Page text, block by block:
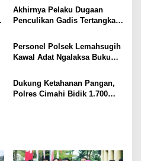
Niko Adi Putra SH. SIK. MH.
Akhirnya Pelaku Dugaan
Penculikan Gadis Tertangkap
Personel Polsek Lemahsugih
Kawal Adat Ngalaksa Buku
Dukung Ketahanan Pangan,
Polres Cimahi Bidik 1.700